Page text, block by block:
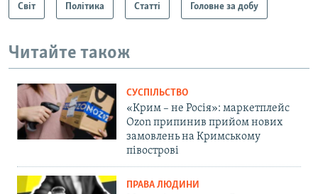
Світ Політика Статті Головне за добу
Читайте також
СУСПІЛЬСТВО
«Крим – не Росія»: маркетплейс
Ozon припинив прийом нових
замовлень на Кримському
півострові
ПРАВА ЛЮДИНИ